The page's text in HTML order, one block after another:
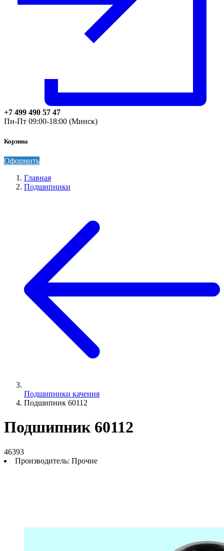
+7 499 490 57 47
Пн-Пт 09:00-18:00 (Минск)
Корзина
Оформить
Главная
Подшипники
Подшипники качения
Подшипник 60112
Подшипник 60112
46393
Производитель: Прочие